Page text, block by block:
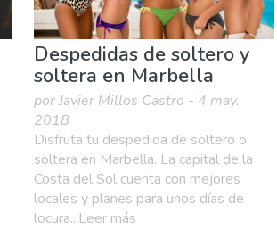
Despedidas de soltero y
soltera en Marbella
por Javier Millos Castro - 4 may.
2018
Disfruta tu despedida de soltero o
soltera en Marbella. La capital de la
Costa del Sol cuenta con mejores
locales y planes para unos días de
locura...Leer más